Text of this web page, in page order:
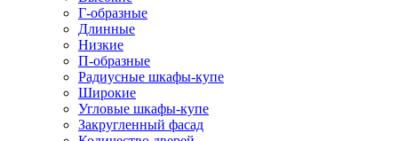
Г-образные
Длинные
Низкие
П-образные
Радиусные шкафы-купе
Широкие
Угловые шкафы-купе
Закругленный фасад